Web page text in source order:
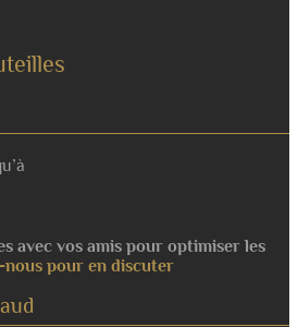
avec vos amis pour optimiser les
pour en discuter